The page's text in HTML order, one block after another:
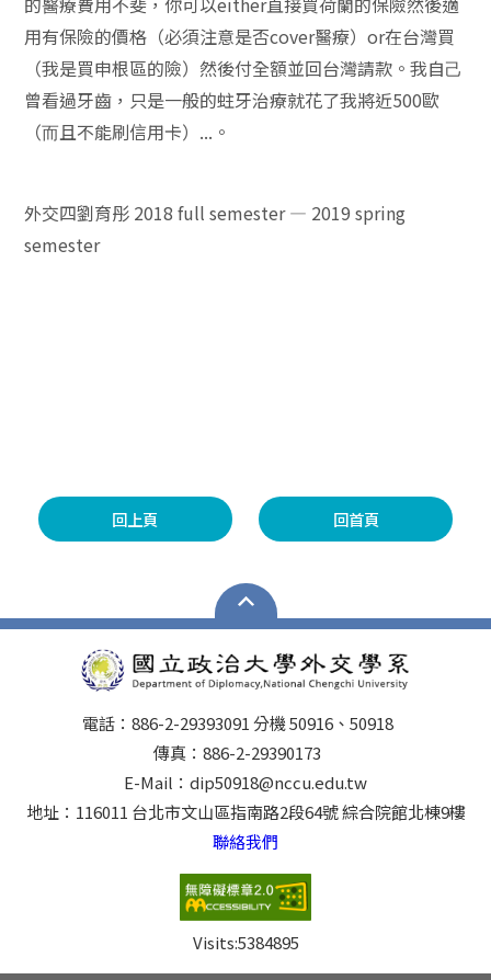
⽤有保險的價格（必須注意是否cover醫療）or在台灣買
（我是買申根區的險）然後付全額並回台灣請款。我⾃⼰
曾看過牙齒，只是⼀般的蛀牙治療就花了我將近500歐
（⽽且不能刷信⽤卡）...。
外交四劉育彤 2018 full semester — 2019 spring
semester
回上頁 回首頁
電話：886-2-29393091 分機 50916、50918
傳真：886-2-29390173
E-Mail：dip50918@nccu.edu.tw
地址：116011 台北市文山區指南路2段64號 綜合院館北棟9樓
聯絡我們
Visits:5384895